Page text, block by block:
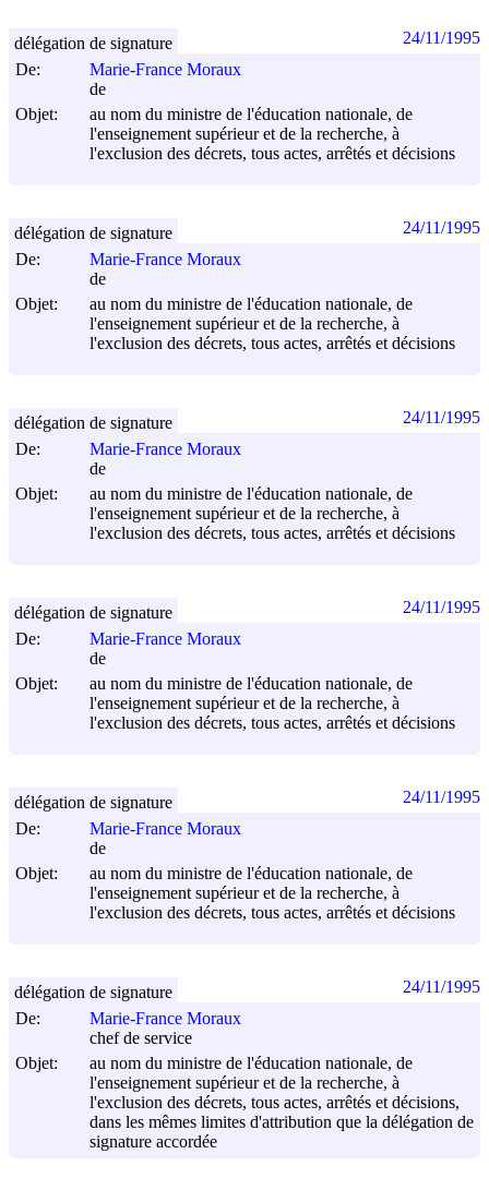
De:
Marie-France Moraux
de
Objet:
au nom du ministre de l'éducation nationale, de
l'enseignement supérieur et de la recherche, à
l'exclusion des décrets, tous actes, arrêtés et décisions
délégation de signature 24/11/1995
De:
Marie-France Moraux
de
Objet:
au nom du ministre de l'éducation nationale, de
l'enseignement supérieur et de la recherche, à
l'exclusion des décrets, tous actes, arrêtés et décisions
délégation de signature 24/11/1995
De:
Marie-France Moraux
de
Objet:
au nom du ministre de l'éducation nationale, de
l'enseignement supérieur et de la recherche, à
l'exclusion des décrets, tous actes, arrêtés et décisions
délégation de signature 24/11/1995
De:
Marie-France Moraux
de
Objet:
au nom du ministre de l'éducation nationale, de
l'enseignement supérieur et de la recherche, à
l'exclusion des décrets, tous actes, arrêtés et décisions
délégation de signature 24/11/1995
De:
Marie-France Moraux
de
Objet:
au nom du ministre de l'éducation nationale, de
l'enseignement supérieur et de la recherche, à
l'exclusion des décrets, tous actes, arrêtés et décisions
délégation de signature 24/11/1995
De:
Marie-France Moraux
chef de service
Objet:
au nom du ministre de l'éducation nationale, de
l'enseignement supérieur et de la recherche, à
l'exclusion des décrets, tous actes, arrêtés et décisions,
dans les mêmes limites d'attribution que la délégation de
signature accordée
délégation de signature 24/11/1995